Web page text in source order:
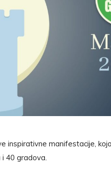
inspirativne manifestacije,
40 gradova.